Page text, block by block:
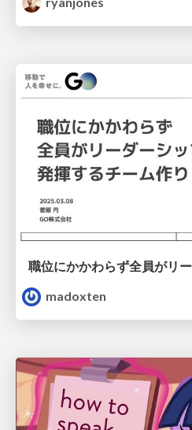
madoxten